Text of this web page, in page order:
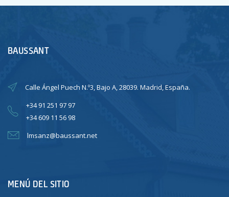
BAUSSANT
Calle Ángel Puech N.º3, Bajo A, 28039. Madrid, España.
+34 91 251 97 97
+34 609 11 56 98
lmsanz@baussant.net
MENÚ DEL SITIO